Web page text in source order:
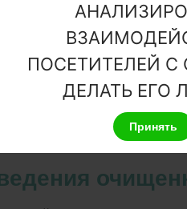
имеют три варианта
2,36 м. Врезка (вход
2,50 м. Врезка (вход трубы)
м. Врезка (вход трубы)
ПОСЕТИТЕЛЕЙ С
ДЕЛАТЬ ЕГО
Принять